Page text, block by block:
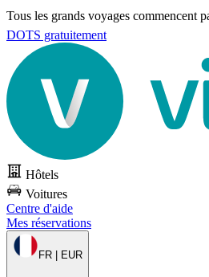
Tous les grands voyages commencent
DOTS gratuitement
Hôtels
Voitures
Centre d'aide
Mes réservations
FR | EUR